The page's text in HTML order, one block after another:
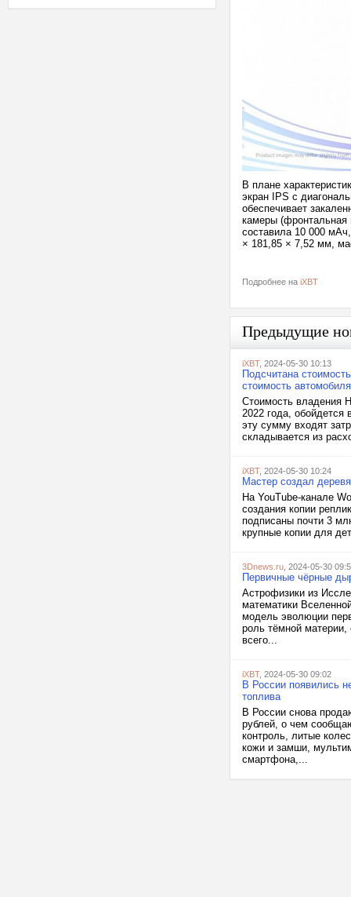
В плане
экран IPS с
обеспечивает
камеры (фронтальная
составила 10 000
× 181,85 × 7,52 мм,
Подробнее на iXBT
Предыдущие
iXBT, 2024-05-30 10:13
Подсчитана
стоимость
Стоимость владения
2022 года, обойдется
эту сумму входят
складывается из
iXBT, 2024-05-30 10:24
Мастер создал
На YouTube-канале
создания копии
подписаны почти 3
крупные копии для
3Dnews.ru , 2024-05-30
Первичные чёрные
Астрофизики из
математики
модель эволюции
роль тёмной материи,
всего...
iXBT, 2024-05-30 09:02
В России появились
топлива
В России снова
рублей, о чем
контроль, литые
кожи и замши,
смартфона,...